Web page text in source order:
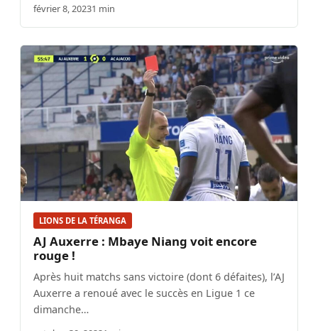
février 8, 20231 min
LIONS DE LA TÉRANGA
AJ Auxerre : Mbaye Niang voit encore
rouge !
Après huit matchs sans victoire (dont 6 défaites), l’AJ
Auxerre a renoué avec le succès en Ligue 1 ce
dimanche…